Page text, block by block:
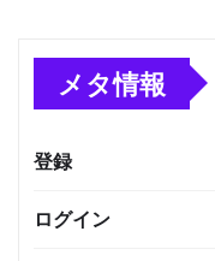
メタ情報
登録
ログイン